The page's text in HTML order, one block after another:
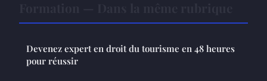
Devenez expert en droit du tourisme en 48 heures
pour réussir